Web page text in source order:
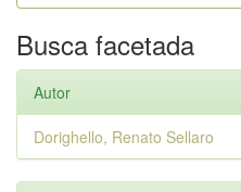
Busca facetada
Autor
Dorighello, Renato Sellaro